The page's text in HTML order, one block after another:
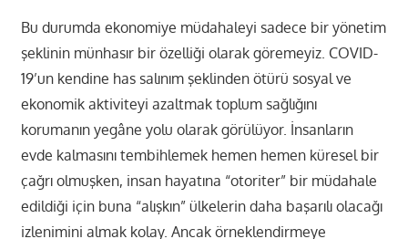
Bu durumda ekonomiye müdahaleyi sadece bir yönetim
şeklinin münhasır bir özelliği olarak göremeyiz. COVID-
19’un kendine has salınım şeklinden ötürü sosyal ve
ekonomik aktiviteyi azaltmak toplum sağlığını
korumanın yegâne yolu olarak görülüyor. İnsanların
evde kalmasını tembihlemek hemen hemen küresel bir
çağrı olmuşken, insan hayatına “otoriter” bir müdahale
edildiği için buna “alışkın” ülkelerin daha başarılı olacağı
izlenimini almak kolay. Ancak örneklendirmeye